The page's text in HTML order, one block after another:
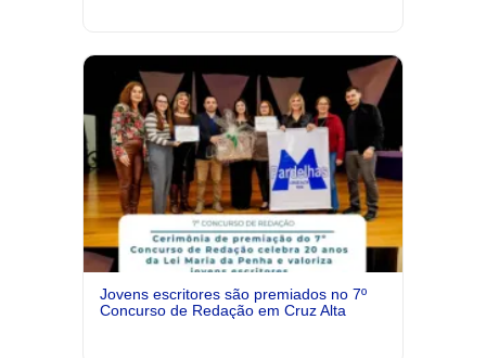
Jovens escritores são premiados no 7º
Concurso de Redação em Cruz Alta